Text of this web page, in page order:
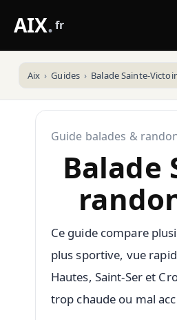
AIX.fr
Aix Guides Balade Sainte-
Guide balades &
Balade
Ce guide compare
plus sportive, vue
Hautes, Saint-Ser et
trop chaude ou mal